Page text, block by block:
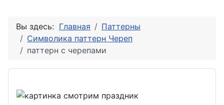
Вы здесь: Главная
Паттерны
Символика паттерн Череп
паттерн с черепами